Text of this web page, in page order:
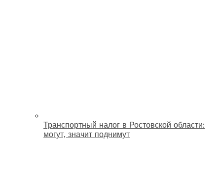
Транспортный налог в Ростовской области:
могут, значит поднимут